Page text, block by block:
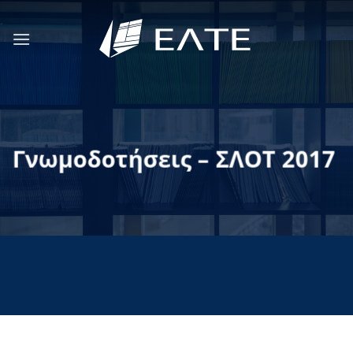
στο
περιεχόμενο
Γνωμοδοτήσεις – ΣΛΟΤ 2017